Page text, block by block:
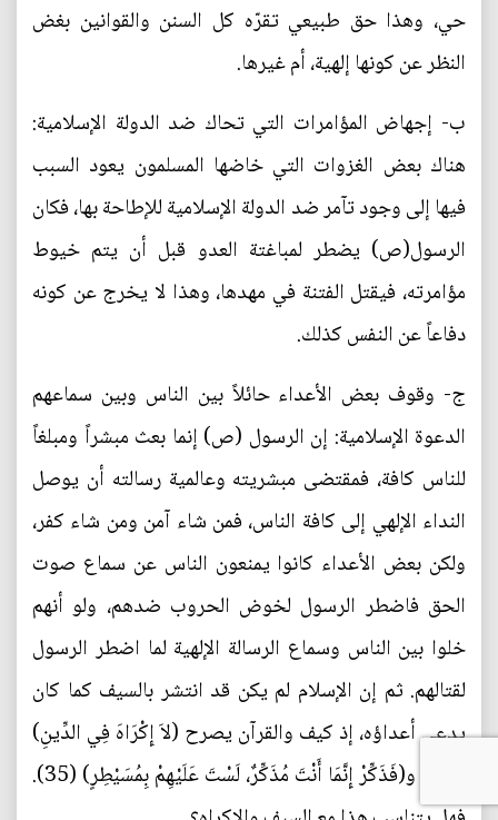
حي، وهذا حق طبيعي تقرّه كل السنن والقوانين بغض
النظر عن كونها إلهية، أم غيرها.
ب- إجهاض المؤامرات التي تحاك ضد الدولة الإسلامية:
هناك بعض الغزوات التي خاضها المسلمون يعود السبب
فيها إلى وجود تآمر ضد الدولة الإسلامية للإطاحة بها، فكان
الرسول(ص) يضطر لمباغتة العدو قبل أن يتم خيوط
مؤامرته، فيقتل الفتنة في مهدها، وهذا لا يخرج عن كونه
دفاعاً عن النفس كذلك.
ج- وقوف بعض الأعداء حائلاً بين الناس وبين سماعهم
الدعوة الإسلامية: إن الرسول (ص) إنما بعث مبشراً ومبلغاً
للناس كافة، فمقتضى مبشريته وعالمية رسالته أن يوصل
النداء الإلهي إلى كافة الناس، فمن شاء آمن ومن شاء كفر،
ولكن بعض الأعداء كانوا يمنعون الناس عن سماع صوت
الحق فاضطر الرسول لخوض الحروب ضدهم، ولو أنهم
خلوا بين الناس وسماع الرسالة الإلهية لما اضطر الرسول
لقتالهم. ثم إن الإسلام لم يكن قد انتشر بالسيف كما كان
يدعي أعداؤه، إذ كيف والقرآن يصرح (لاَ إِكْرَاهَ فِي الدِّينِ)
(34). و(فَذَكِّرْ إِنَّمَا أَنْتَ مُذَكِّرٌ، لَسْتَ عَلَيْهِمْ بِمُسَيْطِرٍ) (35).